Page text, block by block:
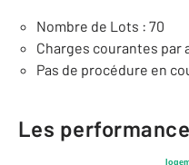
Nombre de Lots : 70
Charges courantes par
Pas de procédure en
Les